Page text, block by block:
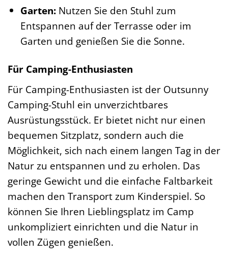
Garten:Nutzen Sie den Stuhl zum
Entspannen auf der Terrasse oder im
Garten und genießen Sie die Sonne.
Für Camping-Enthusiasten
Für Camping-Enthusiasten ist der Outsunny
Camping-Stuhl ein unverzichtbares
Ausrüstungsstück. Er bietet nicht nur einen
bequemen Sitzplatz, sondern auch die
Möglichkeit, sich nach einem langen Tag in der
Natur zu entspannen und zu erholen. Das
geringe Gewicht und die einfache Faltbarkeit
machen den Transport zum Kinderspiel. So
können Sie Ihren Lieblingsplatz im Camp
unkompliziert einrichten und die Natur in
vollen Zügen genießen.